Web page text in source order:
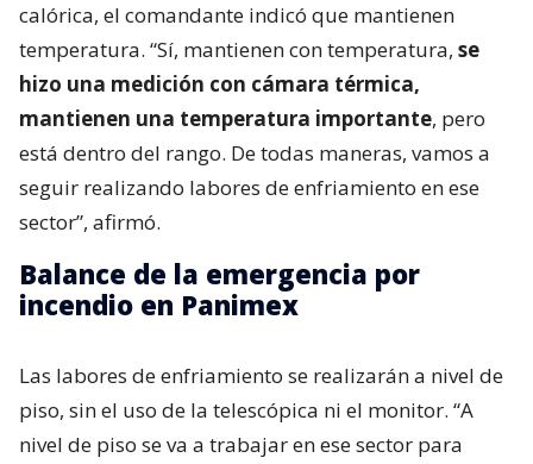
calórica, el comandante indicó que mantienen
temperatura. “Sí, mantienen con temperatura, se
hizo una medición con cámara térmica,
mantienen una temperatura importante, pero
está dentro del rango. De todas maneras, vamos a
seguir realizando labores de enfriamiento en ese
sector”, afirmó.
Balance de la emergencia por
incendio en Panimex
Las labores de enfriamiento se realizarán a nivel de
piso, sin el uso de la telescópica ni el monitor. “A
nivel de piso se va a trabajar en ese sector para